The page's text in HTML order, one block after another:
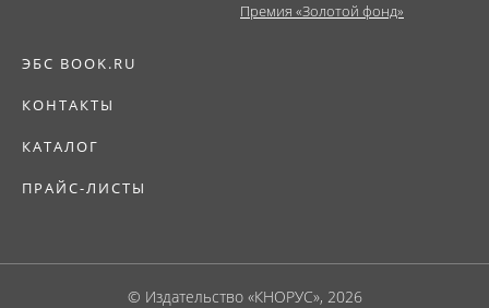
Премия «Золотой фонд»
ЭБС BOOK.RU
КОНТАКТЫ
КАТАЛОГ
ПРАЙС-ЛИСТЫ
© Издательство «КНОРУС», 2026